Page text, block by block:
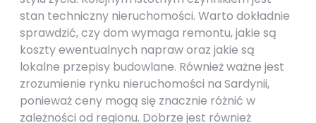
stan techniczny nieruchomości. Warto dokładnie
sprawdzić, czy dom wymaga remontu, jakie są
koszty ewentualnych napraw oraz jakie są
lokalne przepisy budowlane. Również ważne jest
zrozumienie rynku nieruchomości na Sardynii,
ponieważ ceny mogą się znacznie różnić w
zależności od regionu. Dobrze jest również